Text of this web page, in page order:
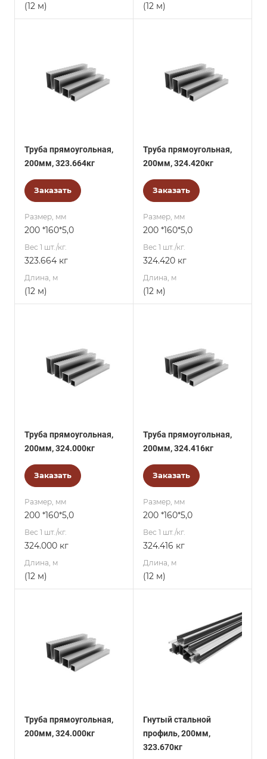
(12 м) (12 м)
Труба прямоугольная,
200мм, 323.664кг
Заказать
Размер, мм
200 *160*5,0
Вес 1 шт./кг.
323.664 кг
Длина, м
(12 м)
Труба прямоугольная,
200мм, 324.420кг
Заказать
Размер, мм
200 *160*5,0
Вес 1 шт./кг.
324.420 кг
Длина, м
(12 м)
Труба прямоугольная,
200мм, 324.000кг
Заказать
Размер, мм
200 *160*5,0
Вес 1 шт./кг.
324.000 кг
Длина, м
(12 м)
Труба прямоугольная,
200мм, 324.416кг
Заказать
Размер, мм
200 *160*5,0
Вес 1 шт./кг.
324.416 кг
Длина, м
(12 м)
Труба прямоугольная,
200мм, 324.000кг
Гнутый стальной
профиль, 200мм,
323.670кг